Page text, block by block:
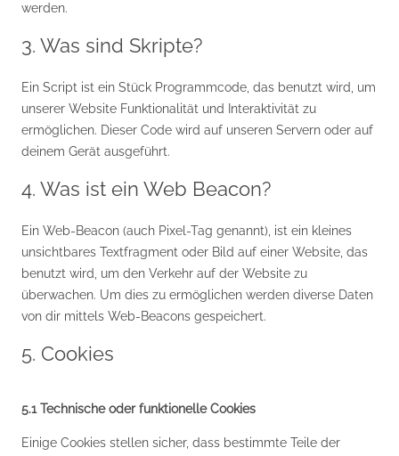
werden.
3. Was sind Skripte?
Ein Script ist ein Stück Programmcode, das benutzt wird, um
unserer Website Funktionalität und Interaktivität zu
ermöglichen. Dieser Code wird auf unseren Servern oder auf
deinem Gerät ausgeführt.
4. Was ist ein Web Beacon?
Ein Web-Beacon (auch Pixel-Tag genannt), ist ein kleines
unsichtbares Textfragment oder Bild auf einer Website, das
benutzt wird, um den Verkehr auf der Website zu
überwachen. Um dies zu ermöglichen werden diverse Daten
von dir mittels Web-Beacons gespeichert.
5. Cookies
5.1 Technische oder funktionelle Cookies
Einige Cookies stellen sicher, dass bestimmte Teile der